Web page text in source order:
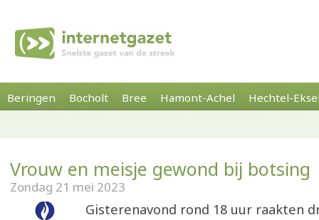
Beringen Bocholt Bree Hamont-Achel Hechtel-
Vrouw en meisje gewond bij botsing
Zondag 21 mei 2023
Gisterenavond rond 18 uur raakten